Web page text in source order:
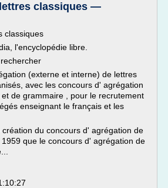
classiques —
classiques
l'encyclopédie libre.
(externe et interne) de lettres
avec les concours d' agrégation
de grammaire , pour le recrutement
enseignant le français et les
du concours d' agrégation de
que le concours d' agrégation de